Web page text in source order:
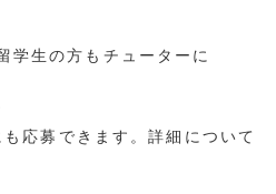
学生の方もチューターに
応募できます。詳細について